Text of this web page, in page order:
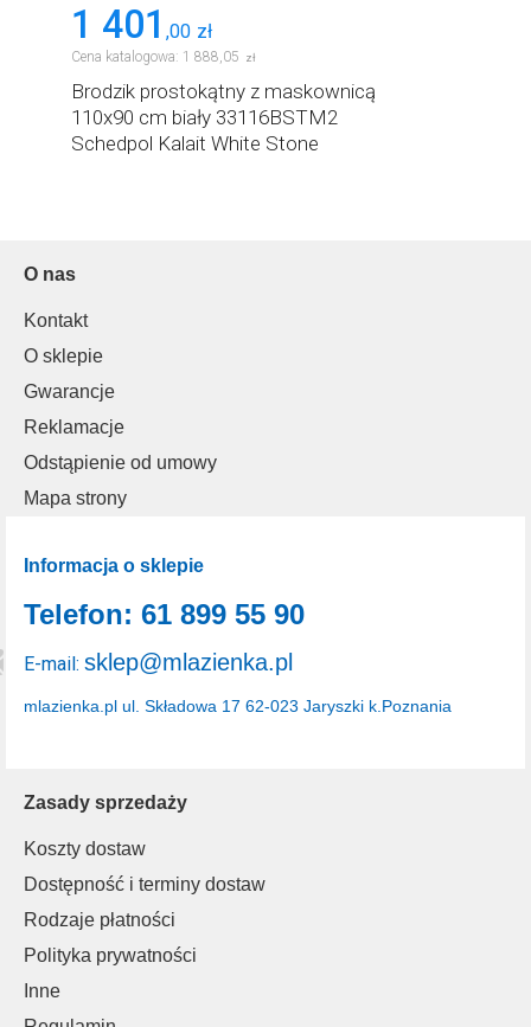
1 401 ,00 zł
Cena katalogowa: 1 888 05 zł
Brodzik prostokątny z maskownicą
110x90 cm biały 33116BSTM2
Schedpol Kalait White Stone
O nas
Kontakt
O sklepie
Gwarancje
Reklamacje
Odstąpienie od umowy
Mapa strony
Zasady sprzedaży
Koszty dostaw
Dostępność i terminy dostaw
Rodzaje płatności
Polityka prywatności
Inne
Informacja o sklepie
mlazienka.pl ul. Składowa 17 62-023 Jaryszki k.Poznania
Telefon: 61 899 55 90
E-mail: sklep@mlazienka.pl